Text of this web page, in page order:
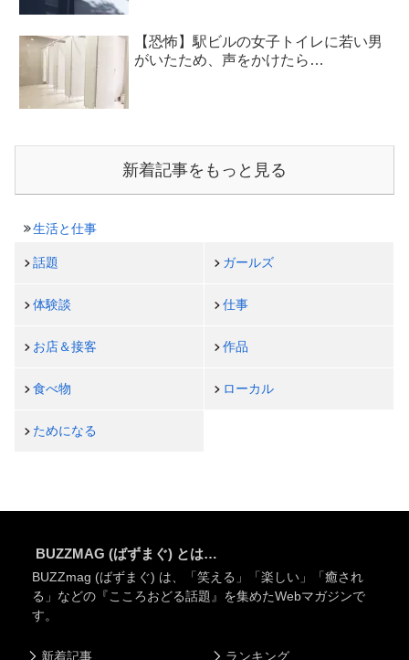
【恐怖】駅ビルの女子トイレに若い男
がいたため、声をかけたら…
新着記事をもっと見る
生活と仕事
話題 ガールズ
体験談 仕事
お店＆接客 作品
食べ物 ローカル
ためになる
BUZZMAG (ばずまぐ) とは…
BUZZmag (ばずまぐ) は、「笑える」「楽しい」「癒され
る」などの『こころおどる話題』を集めたWebマガジンで
す。
新着記事 ランキング